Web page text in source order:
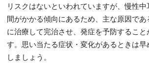
リスクはないといわれていますが、慢性
間がかかる傾向にあるため、主な原因で
に治療して完治させ、発症を予防すること
す。思い当たる症状・変化があるときは
しましょう。